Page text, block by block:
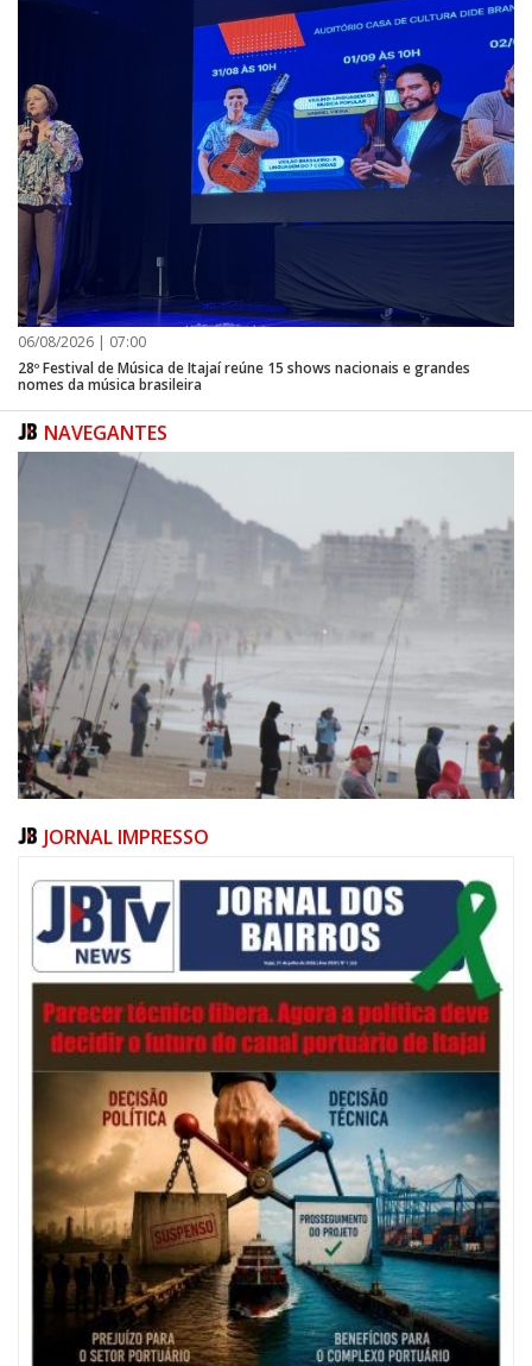
Além disso, o afastamento para licença para curso de Doutorado será
ampliado para até 4 anos; prazos para posse e entrada em exercício
foram reduzidos, com o objetivo de melhorar a gestão de pessoal e o
aproveitamento de concursos; nova definição de remoção de ofício
(com motivação por interesse público e justificativa fundamentada);
atualização do conceito de remoção (inclui permuta, concurso e
interesse da administração); regras claras para a homologação de
concursos públicos; ampliação do rol de conceitos legais no art. 6º (ex.:
jornada de trabalho, aula excedente, formação continuada) e
possibilidade de conversão de até 1/3 da licença-prêmio em pecúnia,
condicionada à disponibilidade financeira.
O impacto financeiro é de R$3,8 milhões por ano. A proposta foi
elaborada em consonância com os parâmetros orçamentários do
Município, observando os limites legais estabelecidos pela Lei de
Responsabilidade Fiscal, e com o devido acompanhamento da Secretaria
de Fazenda e condução da Procuradoria Geral do Município.
ASSESSORIA DE COMUNICAÇÃO
Texto e fotos, Lyandra Machado, jornalista responsável
06/08/2026 | 07:00
28º Festival de Música de Itajaí reúne 15 shows nacionais e grandes
nomes da música brasileira
NAVEGANTES
06/08/2026 | 07:00
Festival de Pesca de Praia vai celebrar o aniversário de Navegantes
ITAJAÍ
JORNAL IMPRESSO